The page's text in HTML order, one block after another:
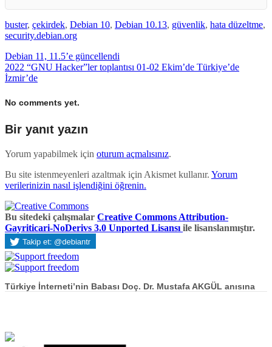
buster, çekirdek, Debian 10, Debian 10.13, güvenlik, hata düzeltme,
security.debian.org
Debian 11, 11.5’e güncellendi
2022 “GNU Hacker”ler toplantısı 01-02 Ekim’de Türkiye’de
İzmir’de
No comments yet.
Bir yanıt yazın
Yorum yapabilmek için oturum açmalısınız.
Bu site istenmeyenleri azaltmak için Akismet kullanır. Yorum
verilerinizin nasıl işlendiğini öğrenin.
Bu sitedeki çalışmalar Creative Commons Attribution-
Gayriticari-NoDerivs 3.0 Unported Lisansı ile lisanslanmıştır.
Türkiye İnterneti’nin Babası Doç. Dr. Mustafa AKGÜL anısına